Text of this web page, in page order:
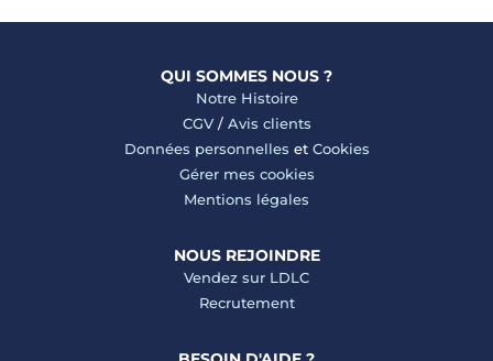
QUI SOMMES NOUS ?
Notre Histoire
CGV/ Avis clients
Données personnelles et Cookies
Gérer mes cookies
Mentions légales
NOUS REJOINDRE
Vendez sur LDLC
Recrutement